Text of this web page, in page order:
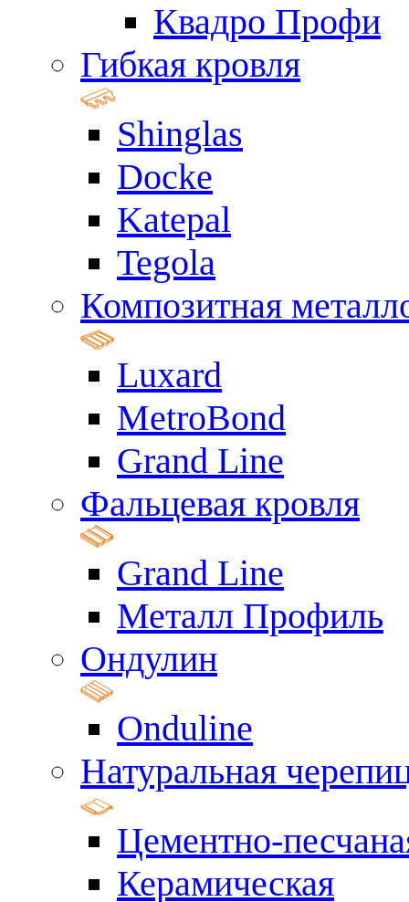
Квадро Профи
Гибкая кровля
Shinglas
Docke
Katepal
Tegola
Композитная
Luxard
MetroBond
Grand Line
Фальцевая кровля
Grand Line
Металл Профиль
Ондулин
Onduline
Натуральная
Цементно-
Керамическая